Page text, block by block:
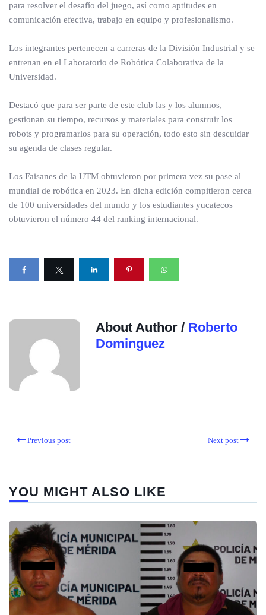
para resolver el desafío del juego, así como aptitudes en
comunicación efectiva, trabajo en equipo y profesionalismo.
Los integrantes pertenecen a carreras de la División Industrial y se
entrenan en el Laboratorio de Robótica Colaborativa de la
Universidad.
Destacó que para ser parte de este club las y los alumnos,
gestionan su tiempo, recursos y materiales para construir los
robots y programarlos para su operación, todo esto sin descuidar
su agenda de clases regular.
Los Faisanes de la UTM obtuvieron por primera vez su pase al
mundial de robótica en 2023. En dicha edición compitieron cerca
de 100 universidades del mundo y los estudiantes yucatecos
obtuvieron el número 44 del ranking internacional.
About Author / Roberto
Dominguez
Previous post Next post
YOU MIGHT ALSO LIKE